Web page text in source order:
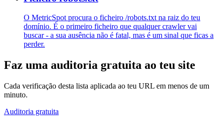
O MetricSpot procura o ficheiro /robots.txt na raiz do teu
domínio. É o primeiro ficheiro que qualquer crawler vai
buscar - a sua ausência não é fatal, mas é um sinal que ficas a
perder.
Faz uma auditoria gratuita ao teu site
Cada verificação desta lista aplicada ao teu URL em menos de um
minuto.
Auditoria gratuita